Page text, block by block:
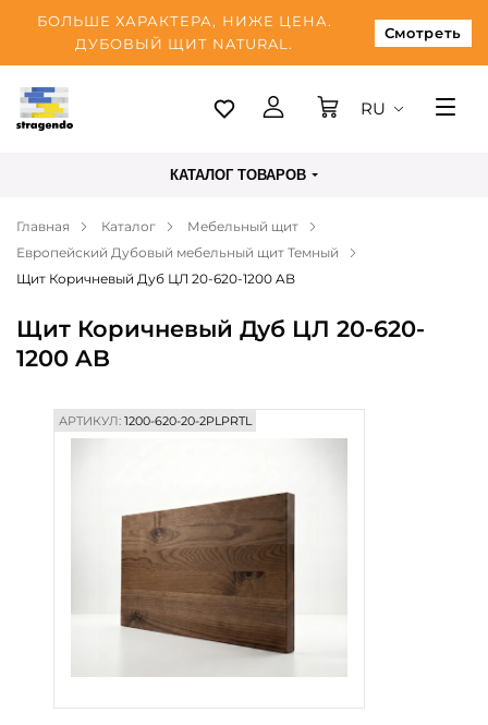
БОЛЬШЕ ХАРАКТЕРА, НИЖЕ ЦЕНА.
ДУБОВЫЙ ЩИТ NATURAL.
Смотреть
Таллинн
Оплата
О нас
Блог
Контакты
RU
КАТАЛОГ ТОВАРОВ
Главная Каталог
Мебельный щит
Европейский Дубовый мебельный щит Темный
Щит Коричневый Дуб ЦЛ 20-620-1200 AB
Щит Коричневый Дуб ЦЛ 20-620-
1200 AB
АРТИКУЛ:1200-620-20-2PLPRTL